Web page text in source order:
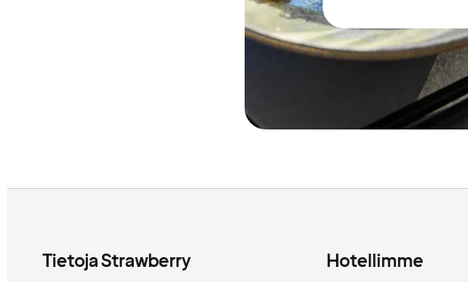
Tietoja Strawberry Hotellimme